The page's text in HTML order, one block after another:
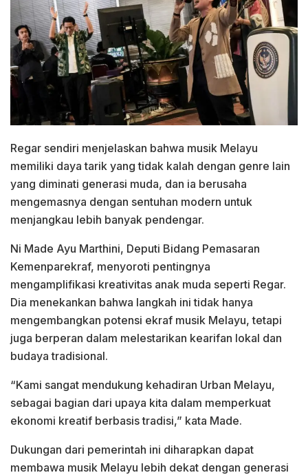
Regar sendiri menjelaskan bahwa musik Melayu
memiliki daya tarik yang tidak kalah dengan genre lain
yang diminati generasi muda, dan ia berusaha
mengemasnya dengan sentuhan modern untuk
menjangkau lebih banyak pendengar.
Ni Made Ayu Marthini, Deputi Bidang Pemasaran
Kemenparekraf, menyoroti pentingnya
mengamplifikasi kreativitas anak muda seperti Regar.
Dia menekankan bahwa langkah ini tidak hanya
mengembangkan potensi ekraf musik Melayu, tetapi
juga berperan dalam melestarikan kearifan lokal dan
budaya tradisional.
“Kami sangat mendukung kehadiran Urban Melayu,
sebagai bagian dari upaya kita dalam memperkuat
ekonomi kreatif berbasis tradisi,” kata Made.
Dukungan dari pemerintah ini diharapkan dapat
membawa musik Melayu lebih dekat dengan generasi